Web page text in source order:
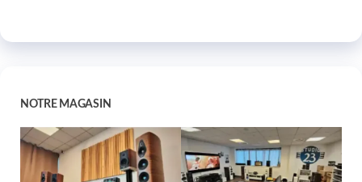
NOTRE MAGASIN